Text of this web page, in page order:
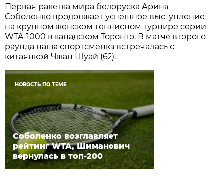
Первая ракетка мира белоруска Арина
Соболенко продолжает успешное выступление
на крупном женском теннисном турнире серии
WTA-1000 в канадском Торонто. В матче второго
раунда наша спортсменка встречалась с
китаянкой Чжан Шуай (62).
НОВОСТЬ ПО ТЕМЕ
Соболенко возглавляет
рейтинг WTA, Шиманович
вернулась в топ-200